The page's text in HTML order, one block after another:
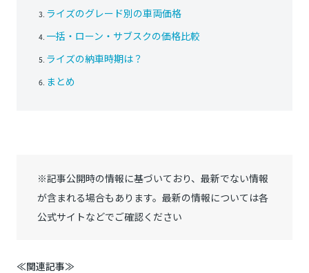
ライズのグレード別の車両価格
一括・ローン・サブスクの価格比較
ライズの納車時期は？
まとめ
※記事公開時の情報に基づいており、最新でない情報
が含まれる場合もあります。最新の情報については各
公式サイトなどでご確認ください
≪関連記事≫